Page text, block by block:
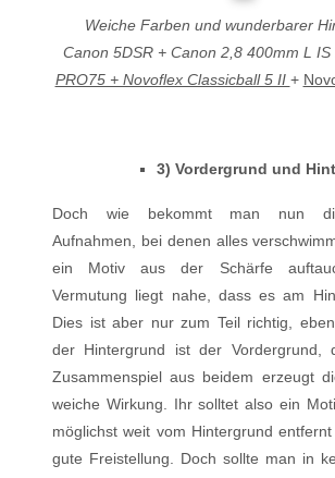
Weiche Farben und wunderbarer
Canon 5DSR + Canon 2,8 400mm L IS
PRO75 + Novoflex Classicball 5 II +
3) Vordergrund und
Doch wie bekommt man nun
Aufnahmen, bei denen alles
ein Motiv aus der Schärfe
Vermutung liegt nahe, dass es am
Dies ist aber nur zum Teil richtig,
der Hintergrund ist der Vordergrund,
Zusammenspiel aus beidem erzeugt
weiche Wirkung. Ihr solltet also ein
möglichst weit vom Hintergrund
gute Freistellung. Doch sollte man in